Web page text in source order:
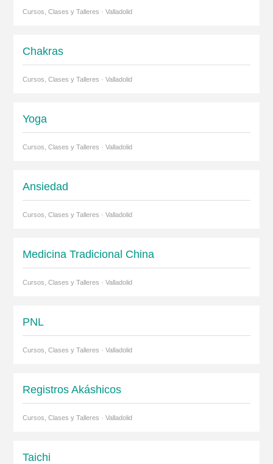
Cursos, Clases y Talleres · Valladolid
Chakras
Cursos, Clases y Talleres · Valladolid
Yoga
Cursos, Clases y Talleres · Valladolid
Ansiedad
Cursos, Clases y Talleres · Valladolid
Medicina Tradicional China
Cursos, Clases y Talleres · Valladolid
PNL
Cursos, Clases y Talleres · Valladolid
Registros Akáshicos
Cursos, Clases y Talleres · Valladolid
Taichi